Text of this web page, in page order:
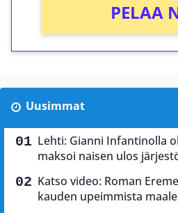
PELAA
Uusimmat
Lehti: Gianni Infantinolla
maksoi naisen ulos
Katso video: Roman
kauden upeimmista